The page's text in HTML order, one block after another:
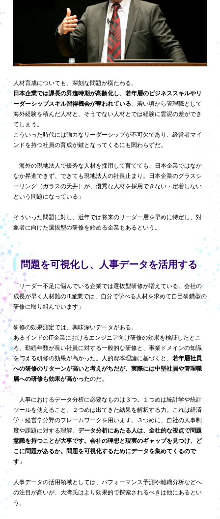
人材育成についても、深刻な問題が横たわる。
日本企業では課長の昇進時期が高齢化し、若年層のビジネススキルやリ
ーダーシップスキル習得機会が奪われている。若い頃から管理職として
海外経験を積んだ人材と、そうでない人材とでは経験に雲泥の差ができ
てしまう。
こういった時代には強力なリーダーシップが不可欠であり、経営者マイ
ンドを持つ社員の育成が鍵となってくるにも関わらずだ。
「海外の現地法人で優秀な人材を採用して育てても、日本企業ではなか
なか昇進できず、できても現地法人の社長止まり。日本企業のグラスシ
ーリング（ガラスの天井）が、優秀な人材を採用できない・定着しない
という問題になっている」
そういった問題に対し、近年では将来のリーダー層を早めに特定し、対
象者に向けた選抜型の研修を始める企業もあるという。
問題を可視化し、 人事データを活用する
「リーダー不足に悩んでいる企業では選抜型研修が増えている。会社の
成長が早く人材難のIT産業では、自分で学べる人材を求めて自己研鑽型の
研修に取り組んでいます」
研修の効果測定では、興味深いデータがある。
あるインドのIT企業におけるエンジニア向け研修の効果を検証したとこ
ろ、勤続年数が長い社員に対する一般的な研修と、事業ドメインの知識
を与える研修の効果が高かった。人的資本理論に基づくと、 若年層社員
への研修のリターンが高いと考えがちだが、実際には中堅社員や管理職
層への研修も効果が高かったのだ。
「人事におけるデータ分析に必要なものは３つ。１つめは統計学や統計
ツールを使えること。２つめは出てきた結果を解釈する力。これは経済
学・経営学分野のフレームワークを用います。３つめに、自社の人事制
度や課題に対する理解。 データ分析にあたる人は、全社的な視点で問題
意識を持つことが大事です。会社の理想と現実のギャップを見つけ、ど
こに問題があるか。問題を可視化するためにデータを集めてくるので
す」
人事データの活用領域としては、パフォーマンス予測や離職分析などへ
の注目が高いが、大湾氏はより効果的で探索されるべきは他にあるとい
う。